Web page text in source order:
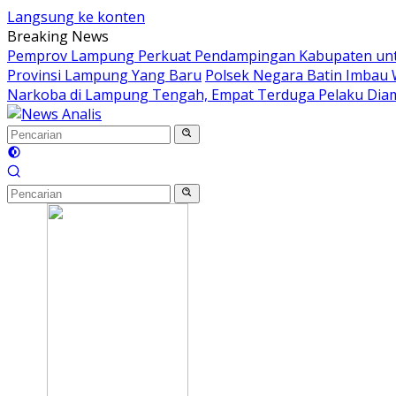
Langsung ke konten
Breaking News
Pemprov Lampung Perkuat Pendampingan Kabupaten
Provinsi Lampung Yang Baru Polsek Negara Batin Imbau
Narkoba di Lampung Tengah, Empat Terduga Pelaku